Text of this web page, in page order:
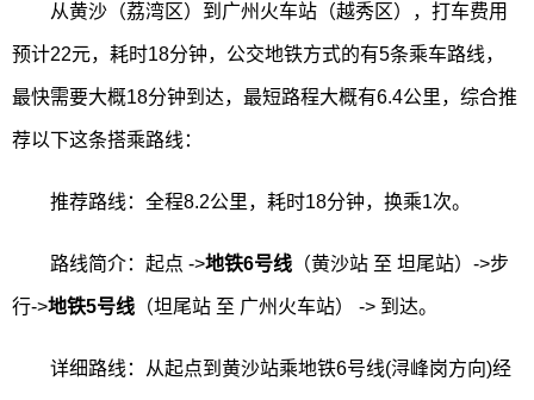
从黄沙（荔湾区）到广州火车站（越秀区），打车费用
预计22元，耗时18分钟，公交地铁方式的有5条乘车路线，
最快需要大概18分钟到达，最短路程大概有6.4公里，综合推
荐以下这条搭乘路线：
推荐路线：全程8.2公里，耗时18分钟，换乘1次。
路线简介：起点 ->地铁6号线 （黄沙站 至 坦尾站）->步
行->地铁5号线 （坦尾站 至 广州火车站） -> 到达。
详细路线：从起点到黄沙站乘地铁6号线(浔峰岗方向)经